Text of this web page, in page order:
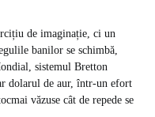
de imaginație, ci un
banilor se schimbă,
sistemul Bretton
dolarul de aur, într-un efort
văzuse cât de repede se